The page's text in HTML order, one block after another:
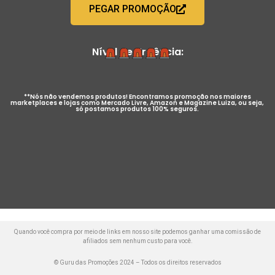
PEGAR PROMOÇÃO
Nível de Urgência:
**Nós não vendemos produtos! Encontramos promoção nos maiores
marketplaces e lojas como Mercado Livre, Amazon e Magazine Luiza, ou seja,
só postamos produtos 100% seguros.
Quando você compra por meio de links em nosso site podemos ganhar uma comissão de
afiliados sem nenhum custo para você.
© Guru das Promoções 2024 – Todos os direitos reservados